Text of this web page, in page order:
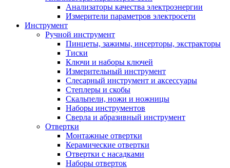
Анализаторы качества электроэнергии
Измерители параметров электросети
Инструмент
Ручной инструмент
Пинцеты, зажимы, инсерторы, экстракторы
Тиски
Ключи и наборы ключей
Измерительный инструмент
Слесарный инструмент и аксессуары
Степлеры и скобы
Скальпели, ножи и ножницы
Наборы инструментов
Сверла и абразивный инструмент
Отвертки
Монтажные отвертки
Керамические отвертки
Отвертки с насадками
Наборы отверток